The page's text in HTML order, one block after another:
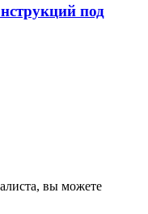
под
вы можете